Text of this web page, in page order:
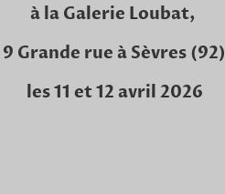
à la Galerie Loubat,
9 Grande rue à Sèvres (92)
les 11 et 12 avril 2026